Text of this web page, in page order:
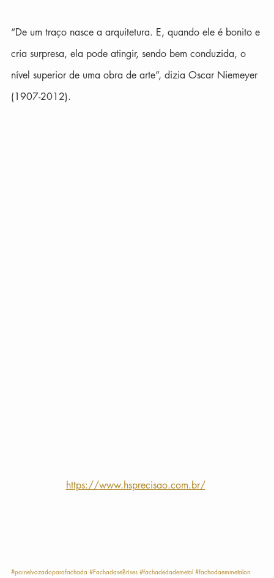
“De um traço nasce a arquitetura. E, quando ele é bonito e
cria surpresa, ela pode atingir, sendo bem conduzida, o
nível superior de uma obra de arte”, dizia Oscar Niemeyer
(1907-2012).
https://www.hsprecisao.com.br/
#painelvazadoparafachada #FachadaseBrises #fachadedademetal #fachadaemmetalon